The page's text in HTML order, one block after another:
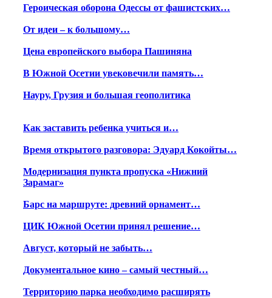
Героическая оборона Одессы от фашистских…
От идеи – к большому…
Цена европейского выбора Пашиняна
В Южной Осетии увековечили память…
Науру, Грузия и большая геополитика
Как заставить ребенка учиться и…
Время открытого разговора: Эдуард Кокойты…
Модернизация пункта пропуска «Нижний
Зарамаг»
Барс на маршруте: древний орнамент…
ЦИК Южной Осетии принял решение…
Август, который не забыть…
Документальное кино – самый честный…
Территорию парка необходимо расширять